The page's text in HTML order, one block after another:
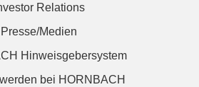
Relations
Presse/Medien
Hinweisgebersystem
bei HORNBACH